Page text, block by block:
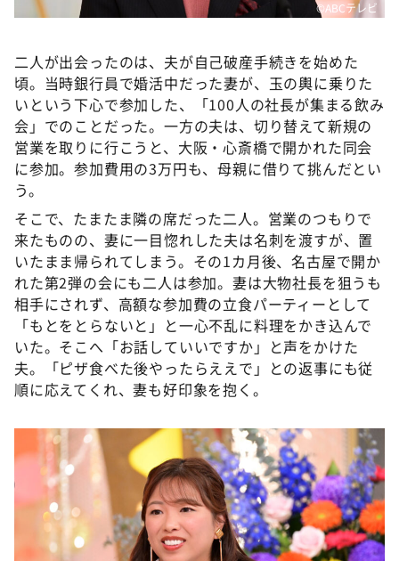
©ABCテレビ
二人が出会ったのは、夫が自己破産手続きを始めた
頃。当時銀行員で婚活中だった妻が、玉の輿に乗りた
いという下心で参加した、「100人の社長が集まる飲み
会」でのことだった。一方の夫は、切り替えて新規の
営業を取りに行こうと、大阪・心斎橋で開かれた同会
に参加。参加費用の3万円も、母親に借りて挑んだとい
う。
そこで、たまたま隣の席だった二人。営業のつもりで
来たものの、妻に一目惚れした夫は名刺を渡すが、置
いたまま帰られてしまう。その1カ月後、名古屋で開か
れた第2弾の会にも二人は参加。妻は大物社長を狙うも
相手にされず、高額な参加費の立食パーティーとして
「もとをとらないと」と一心不乱に料理をかき込んで
いた。そこへ「お話していいですか」と声をかけた
夫。「ピザ食べた後やったらええで」との返事にも従
順に応えてくれ、妻も好印象を抱く。